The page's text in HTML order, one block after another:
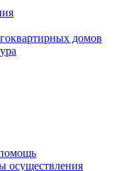
домов
осуществления